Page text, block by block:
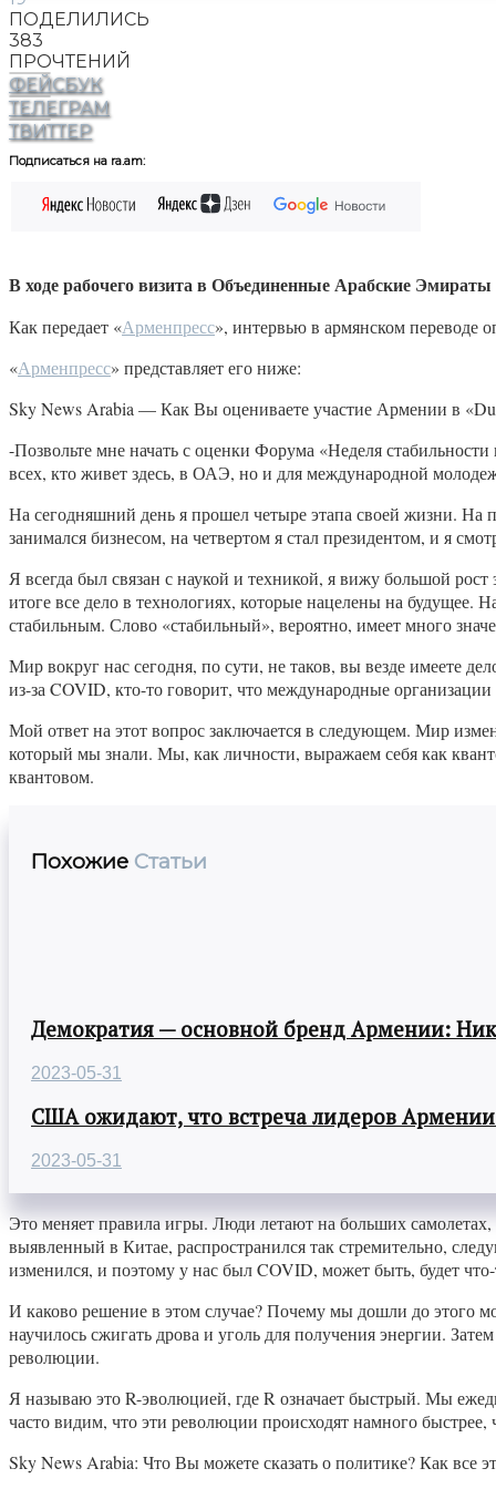
ПОДЕЛИЛИСЬ
383
ПРОЧТЕНИЙ
ФЕЙСБУК
ТЕЛЕГРАМ
ТВИТТЕР
Подписаться на ra.am:
В ходе рабочего визита в Объединенные Арабские
Как передает «Арменпресс», интервью в армянском переводе
«Арменпресс» представляет его ниже:
Sky News Arabia — Как Вы оцениваете участие Армении в
-Позвольте мне начать с оценки Форума «Неделя
всех, кто живет здесь, в ОАЭ, но и для международной
На сегодняшний день я прошел четыре этапа своей жизни.
занимался бизнесом, на четвертом я стал президентом, и я
Я всегда был связан с наукой и техникой, я вижу большой
итоге все дело в технологиях, которые нацелены на
стабильным. Слово «стабильный», вероятно, имеет много
Мир вокруг нас сегодня, по сути, не таков, вы везде имеете
из-за COVID, кто-то говорит, что международные
Мой ответ на этот вопрос заключается в следующем. Мир
который мы знали. Мы, как личности, выражаем себя как
квантовом.
Похожие Статьи
Демократия — основной бренд Армении:
2023-05-31
США ожидают, что встреча лидеров
2023-05-31
Это меняет правила игры. Люди летают на больших
выявленный в Китае, распространился так стремительно,
изменился, и поэтому у нас был COVID, может быть, будет
И каково решение в этом случае? Почему мы дошли до этого
научилось сжигать дрова и уголь для получения энергии.
революции.
Я называю это R-эволюцией, где R означает быстрый. Мы
часто видим, что эти революции происходят намного
Sky News Arabia: Что Вы можете сказать о политике? Как все